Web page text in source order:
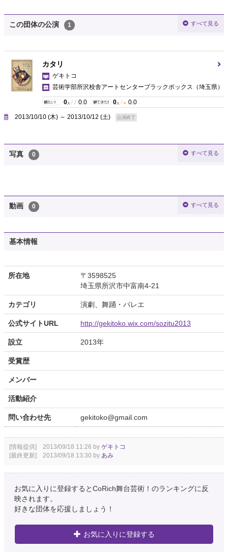
この団体の公演 1 すべて見る
カタリ
ゲキトコ
芸術学部所沢校舎アートセンターブラックボックス
（埼玉県）
0 人 / 0.0 0 人 / 0.0
2013/10/10 (木) ～ 2013/10/12 (土) 公演終了
写真 0 すべて見る
動画 0 すべて見る
基本情報
所在地
〒3598525
埼玉県所沢市中富南4-21
カテゴリ 演劇、舞踊・バレエ
公式サイトURL http://gekitoko.wix.com/sozitu2013
設立 2013年
受賞歴
メンバー
活動紹介
問い合わせ先 gekitoko@gmail.com
[情報提供] 2013/09/18 11:26 by ゲキトコ
[最終更新] 2013/09/18 13:30 by あみ
お気に入りに登録するとCoRich舞台芸術！のランキングに反
映されます。
好きな団体を応援しましょう！
お気に入りに登録する